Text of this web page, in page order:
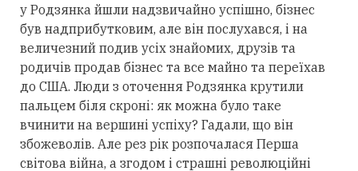
у Родзянка йшли надзвичайно успішно, бізнес
був надприбутковим, але він послухався, і на
величезний подив усіх знайомих, друзів та
родичів продав бізнес та все майно та переїхав
до США. Люди з оточення Родзянка крутили
пальцем біля скроні: як можна було таке
вчинити на вершині успіху? Гадали, що він
збожеволів. Але рез рік розпочалася Перша
світова війна, а згодом і страшні революційні